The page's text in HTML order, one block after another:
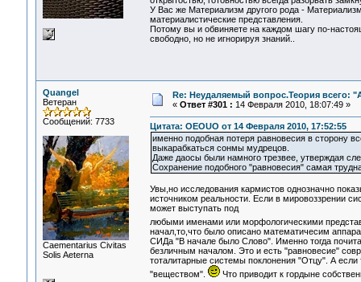
У Вас же Материализм другого рода -
материалистические представления.
Потому вы и обвиняете на каждом шагу по-
свободно, но не игнорируя знаний..
Quangel
Ветеран
Сообщений: 7733
Сaementarius Civitas
Solis Aeterna
Re: Неудаляемый вопрос.Теория всего:
« Ответ #301 : 14 Февраля 2010, 18:07:49 »
Цитата: OEOUO от 14 Февраля 2010, 17:52:55
именно подобная потеря равновесия в сторону
выкарабкаться сонмы мудрецов.
Даже даосы были намного трезвее, утверждая
Сохранение подобного "равновесия" самая
Увы,но исследования кармистов однозначно
источником реальности. Если в мировоззрении
может выступать под
любыми именами или морфологическими
начал,то,что было описано математичесим
СИДа "В начале было Слово". Именно тогда
безличным началом. Это и есть "равновесие"
тоталитарные системы поклонения "Отцу". А
"веществом".
Что приводит к гордыне